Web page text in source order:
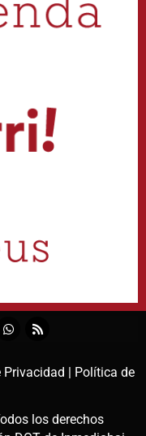
|
Política de
los derechos